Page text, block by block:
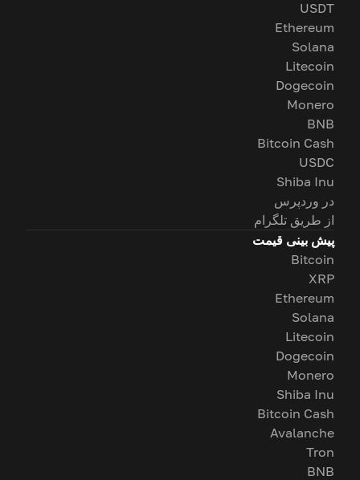
USDT
Ethereum
Solana
Litecoin
Dogecoin
Monero
BNB
Bitcoin Cash
USDC
Shiba Inu
در وردپرس
از طریق تلگرام
پیش بینی قیمت
Bitcoin
XRP
Ethereum
Solana
Litecoin
Dogecoin
Monero
Shiba Inu
Bitcoin Cash
Avalanche
Tron
BNB